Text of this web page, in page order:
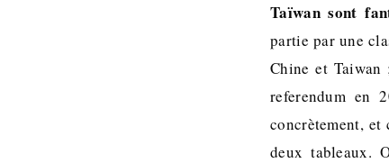
Taïwan sont
partie par une
Chine et Taiwan
referendum en
concrètement,
deux tableaux.